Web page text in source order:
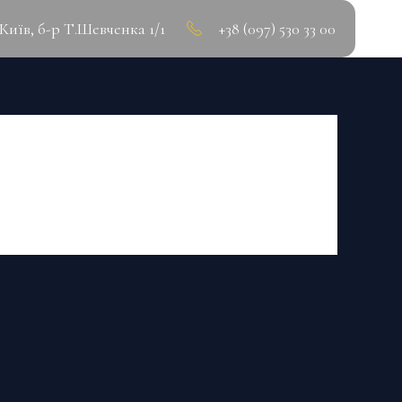
б-р Т.Шевченка 1/1 +38 (097) 530 33 00